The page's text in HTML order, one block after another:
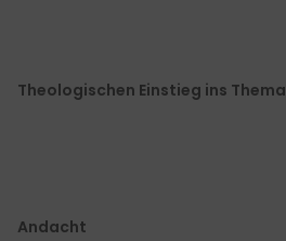
Theologischen Einstieg ins Thema
Andacht